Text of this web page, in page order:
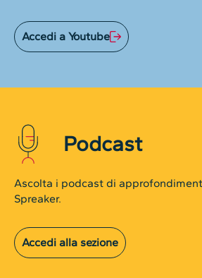
Accedi a Youtube
Podcast
Ascolta i podcast di
Spreaker.
Accedi alla sezione